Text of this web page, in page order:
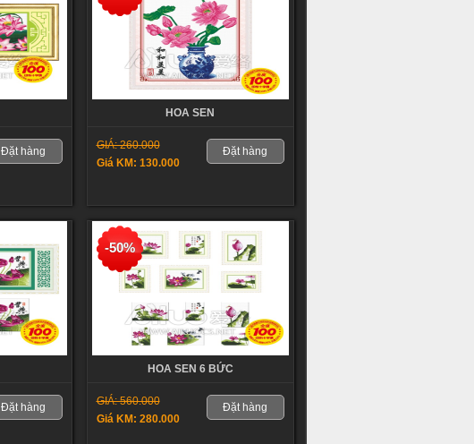
Đặt hàng
HOA SEN
GIÁ: 260.000
Giá KM: 130.000
Đặt hàng
Đặt hàng
-50%
HOA SEN 6 BỨC
GIÁ: 560.000
Giá KM: 280.000
Đặt hàng